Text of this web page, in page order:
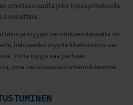
omistusosuutta joko työsopimuksella
konsulttina.
ja myyjän verotuksen kannalta on
halutaanko myydä liiketoiminta vai
Jotta myyjä saa parhaan
oma verotusasiantuntemuksemme